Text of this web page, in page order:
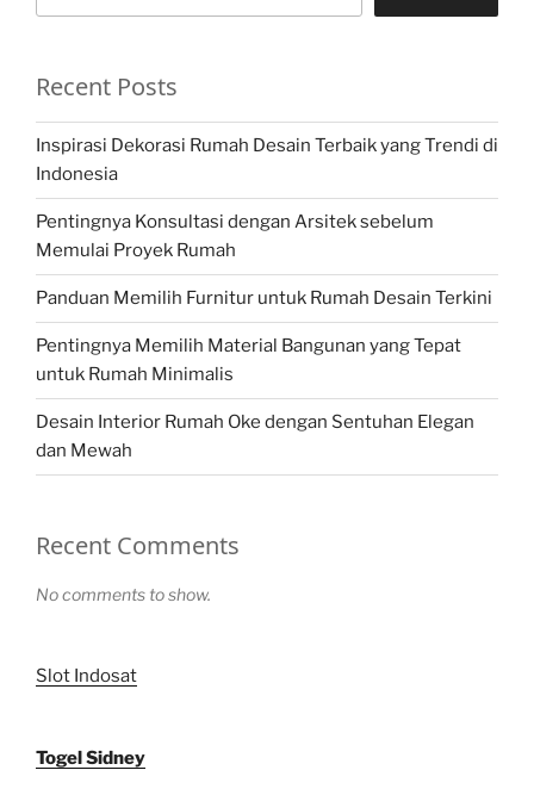
Recent Posts
Inspirasi Dekorasi Rumah Desain Terbaik yang Trendi di
Indonesia
Pentingnya Konsultasi dengan Arsitek sebelum
Memulai Proyek Rumah
Panduan Memilih Furnitur untuk Rumah Desain Terkini
Pentingnya Memilih Material Bangunan yang Tepat
untuk Rumah Minimalis
Desain Interior Rumah Oke dengan Sentuhan Elegan
dan Mewah
Recent Comments
No comments to show.
Slot Indosat
Togel Sidney